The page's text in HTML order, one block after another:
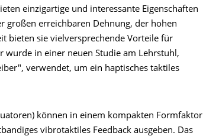
einzigartige und interessante Eigenschaften
großen erreichbaren Dehnung, der hohen
bieten sie vielversprechende Vorteile für
wurde in einer neuen Studie am Lehrstuhl,
verwendet, um ein haptisches taktiles
können in einem kompakten Formfaktor
vibrotaktiles Feedback ausgeben. Das